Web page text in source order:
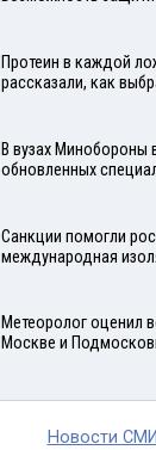
Протеин в каждой
рассказали, как
В вузах Минобороны
обновленных
Санкции помогли
международная
Метеоролог оценил
Москве и
Новости